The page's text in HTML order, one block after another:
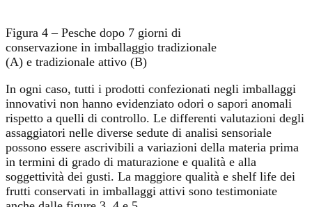
Figura 4 – Pesche dopo 7 giorni di
conservazione in imballaggio tradizionale
(A) e tradizionale attivo (B)
In ogni caso, tutti i prodotti confezionati negli imballaggi
innovativi non hanno evidenziato odori o sapori anomali
rispetto a quelli di controllo. Le differenti valutazioni degli
assaggiatori nelle diverse sedute di analisi sensoriale
possono essere ascrivibili a variazioni della materia prima
in termini di grado di maturazione e qualità e alla
soggettività dei gusti. La maggiore qualità e shelf life dei
frutti conservati in imballaggi attivi sono testimoniate